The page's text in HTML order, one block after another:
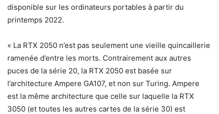
disponible sur les ordinateurs portables à partir du
printemps 2022.
« La RTX 2050 n’est pas seulement une vieille quincaillerie
ramenée d’entre les morts. Contrairement aux autres
puces de la série 20, la RTX 2050 est basée sur
l’architecture Ampere GA107, et non sur Turing. Ampere
est la même architecture que celle sur laquelle la RTX
3050 (et toutes les autres cartes de la série 30) est